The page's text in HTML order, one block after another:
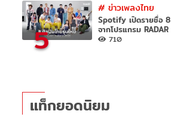
5
# ข่าวเพลงไทย
Spotify เปิดรายชื่อ
จากโปรแกรม
710
แท็กยอดนิยม